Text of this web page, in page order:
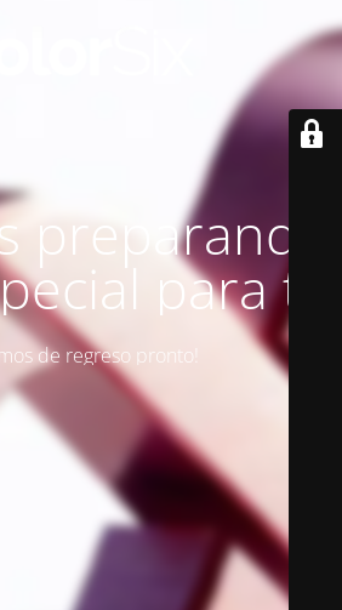
preparando
para ti
de regreso pronto!